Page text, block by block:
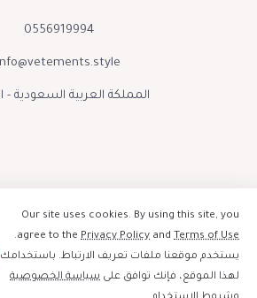
0556919994
المملكة العربية السعودية -
صنع بحب بواسطة فيتمينتس الينور
إبقوا على تواصل :
Our site uses cookies. By using this site, you
agree to the Privacy Policy and Terms of Use
.
يستخدم موقعنا ملفات تعريف الارتباط. باستخدامك
لهذا الموقع، فإنك توافق على سياسة الخصوصية